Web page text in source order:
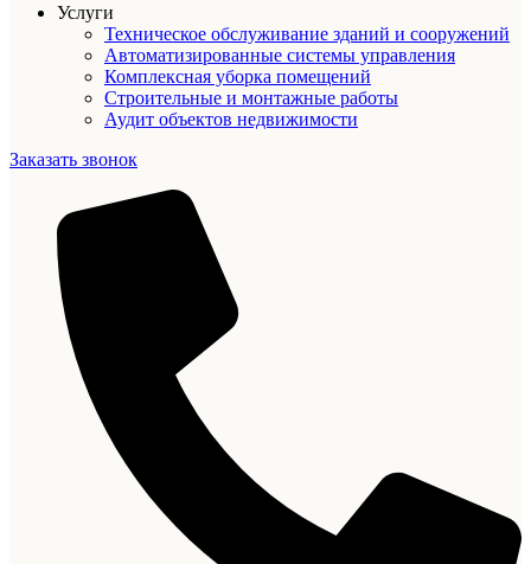
Услуги
Техническое обслуживание зданий и сооружений
Автоматизированные системы управления
Комплексная уборка помещений
Строительные и монтажные работы
Аудит объектов недвижимости
Заказать звонок